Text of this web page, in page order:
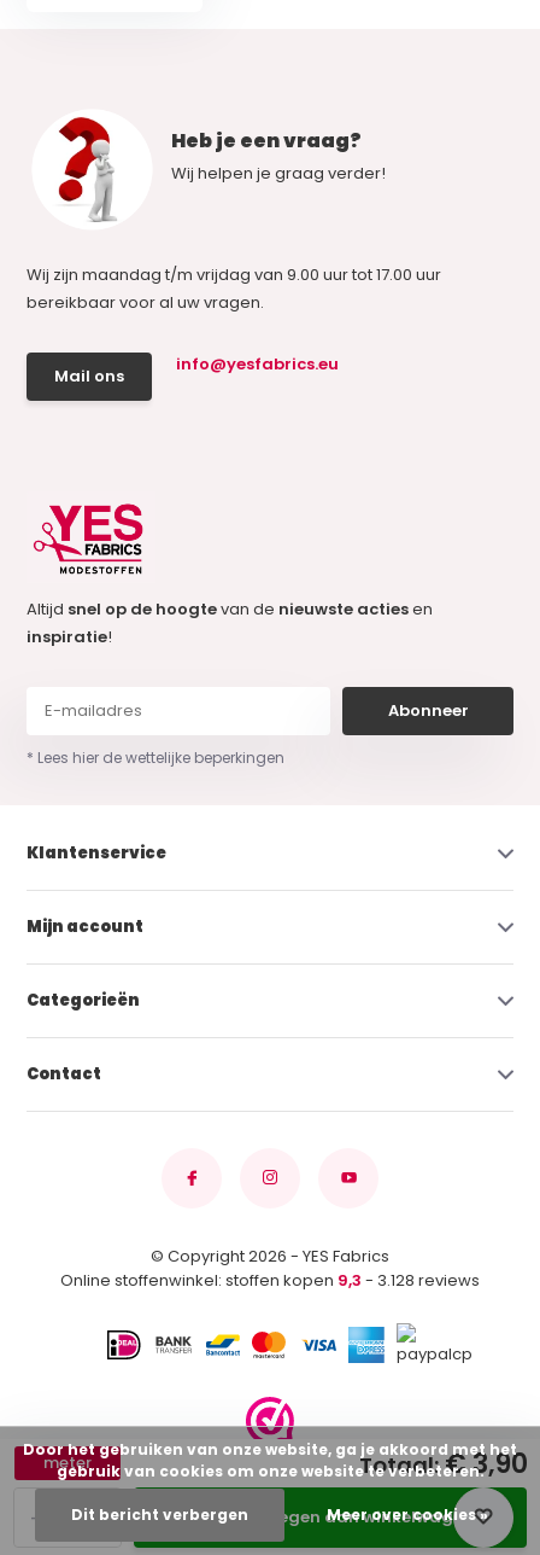
+
-
meter
Toevoegen aan winkelwagen
Totaal:€ 3,90
Heb je een vraag?
Wij helpen je graag verder!
Wij zijn maandag t/m vrijdag van 9.00 uur tot 17.00 uur
bereikbaar voor al uw vragen.
Mail ons
info@yesfabrics.eu
Altijd snel op de hoogtevan de nieuwste actiesen
inspiratie!
Abonneer
* Lees hier de wettelijke beperkingen
Klantenservice
Mijn account
Categorieën
Contact
© Copyright 2026 - YES Fabrics
Online stoffenwinkel: stoffen kopen 9,3 - 3.128 reviews
Door het gebruiken van onze website, ga je akkoord met het
gebruik van cookies om onze website te verbeteren.
Dit bericht verbergen Meer over cookies »